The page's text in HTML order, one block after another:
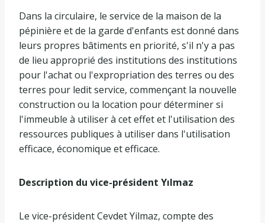
Dans la circulaire, le service de la maison de la
pépinière et de la garde d'enfants est donné dans
leurs propres bâtiments en priorité, s'il n'y a pas
de lieu approprié des institutions des institutions
pour l'achat ou l'expropriation des terres ou des
terres pour ledit service, commençant la nouvelle
construction ou la location pour déterminer si
l'immeuble à utiliser à cet effet et l'utilisation des
ressources publiques à utiliser dans l'utilisation
efficace, économique et efficace.
Description du vice-président Yılmaz
Le vice-président Cevdet Yilmaz, compte des